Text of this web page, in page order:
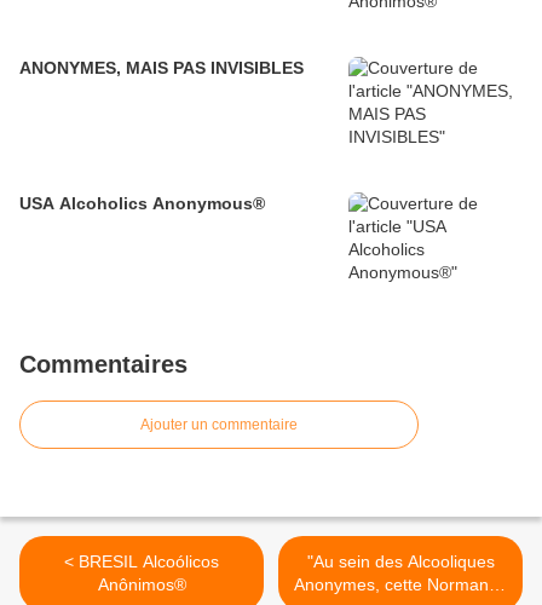
ANONYMES, MAIS PAS INVISIBLES
USA Alcoholics Anonymous®
Commentaires
Ajouter un commentaire
< BRESIL Alcoólicos
Anônimos®
"Au sein des Alcooliques
Anonymes, cette Normande